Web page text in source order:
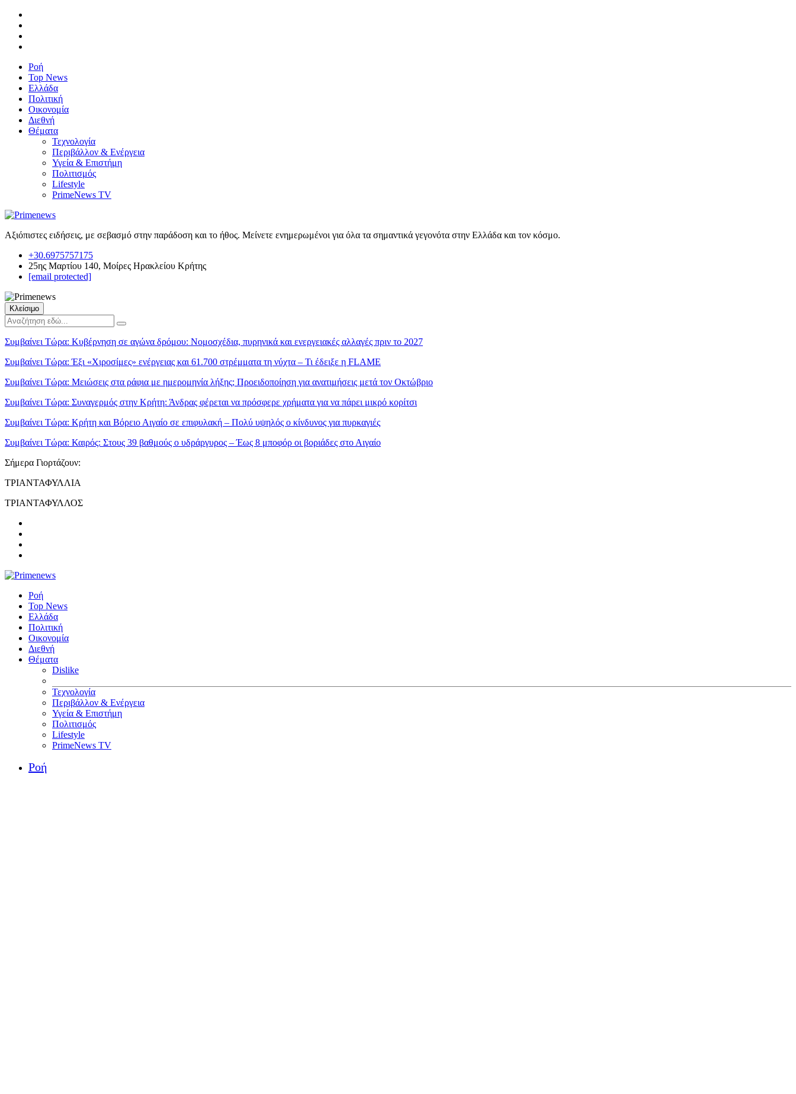
Ροή
Top News
Ελλάδα
Πολιτική
Οικονομία
Διεθνή
Θέματα
Τεχνολογία
Περιβάλλον & Ενέργεια
Υγεία & Επιστήμη
Πολιτισμός
Lifestyle
PrimeNews TV
Αξιόπιστες ειδήσεις, με σεβασμό στην παράδοση και το ήθος. Μείνετε ενημερωμένοι για όλα τα σημαντικά γεγονότα στην Ελλάδα και τον κόσμο.
+30.6975757175
25ης Μαρτίου 140, Μοίρες Ηρακλείου Κρήτης
[email protected]
Κλείσιμο
Συμβαίνει Τώρα: Κυβέρνηση σε αγώνα δρόμου: Νομοσχέδια, πυρηνικά και ενεργειακές αλλαγές πριν το 2027
Συμβαίνει Τώρα: Έξι «Χιροσίμες» ενέργειας και 61.700 στρέμματα τη νύχτα – Τι έδειξε η FLAME
Συμβαίνει Τώρα: Μειώσεις στα ράφια με ημερομηνία λήξης; Προειδοποίηση για ανατιμήσεις μετά τον Οκτώβριο
Συμβαίνει Τώρα: Συναγερμός στην Κρήτη: Άνδρας φέρεται να πρόσφερε χρήματα για να πάρει μικρό κορίτσι
Συμβαίνει Τώρα: Κρήτη και Βόρειο Αιγαίο σε επιφυλακή – Πολύ υψηλός ο κίνδυνος για πυρκαγιές
Συμβαίνει Τώρα: Καιρός: Στους 39 βαθμούς ο υδράργυρος – Έως 8 μποφόρ οι βοριάδες στο Αιγαίο
Σήμερα Γιορτάζουν:
ΤΡΙΑΝΤΑΦΥΛΛΙΑ
ΤΡΙΑΝΤΑΦΥΛΛΟΣ
Ροή
Top News
Ελλάδα
Πολιτική
Οικονομία
Διεθνή
Θέματα
Dislike
Τεχνολογία
Περιβάλλον & Ενέργεια
Υγεία & Επιστήμη
Πολιτισμός
Lifestyle
PrimeNews TV
Ροή